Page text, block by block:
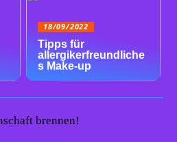
18/09/2022
Tipps für
allergikerfreundliche
s Make-up
brennen!